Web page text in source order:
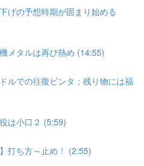
げの予想時期が固まり始める
メタルは再び熱め (14:55)
ルでの往復ビンタ；残り物には福
は小口２ (5:59)
打ち方～止め！ (2:55)